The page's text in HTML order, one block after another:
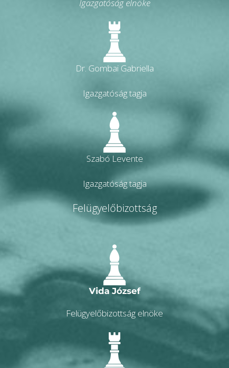
Igazgatóság elnöke
Dr. Gombai Gabriella
Igazgatóság tagja
Szabó Levente
Igazgatóság tagja
Felügyelőbizottság
Vida József
Felügyelőbizottság elnöke